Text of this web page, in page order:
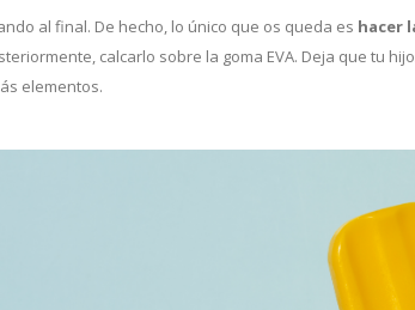
al final. De hecho, lo único que os queda es hacer
calcarlo sobre la goma EVA. Deja que tu
elementos.